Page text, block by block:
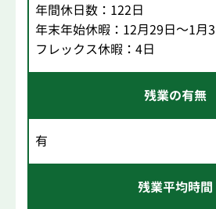
年間休日数：122日
年末年始休暇：12月29日～1月
フレックス休暇：4日
残業の有無
有
残業平均時間